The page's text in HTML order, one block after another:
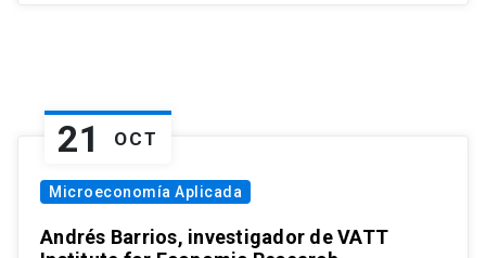
21 OCT
Microeconomía Aplicada
Andrés Barrios, investigador de VATT